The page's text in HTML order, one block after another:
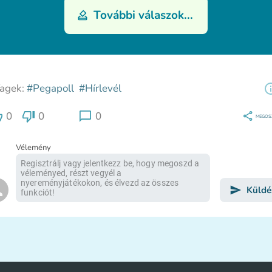
További válaszok...
#Pegapoll #Hírlevél
0 0 0
Vélemény